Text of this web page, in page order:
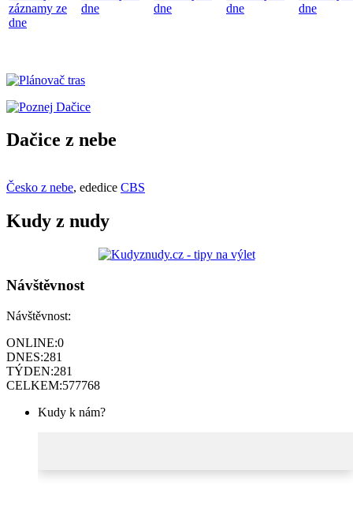
záznamy ze
dne
dne
dne
dne
dne
Dačice z nebe
Česko z nebe, ededice CBS
Kudy z nudy
Návštěvnost
Návštěvnost:
ONLINE:0
DNES:281
TÝDEN:281
CELKEM:577768
Kudy k nám?